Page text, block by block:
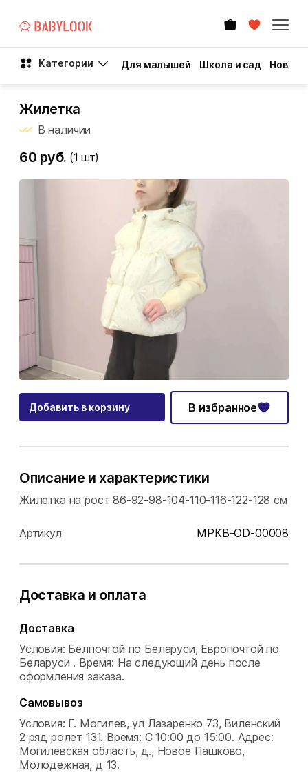
Категории Для малышей Школа и сад Новый
Жилетка
В наличии
60 руб. (1 шт)
Добавить в корзину В избранное
Описание и характеристики
Жилетка на рост 86-92-98-104-110-116-122-128 см
Артикул МРКВ-OD-00008
Доставка и оплата
Доставка
Условия: Белпочтой по Беларуси, Европочтой по
Беларуси . Время: На следующий день после
оформления заказа.
Самовывоз
Условия: Г. Могилев, ул Лазаренко 73, Виленский
2 ряд ролет 131. Время: С 10:00 до 15:00. Адрес:
Могилевская область, д., Новое Пашково,
Молодежная, д 13.